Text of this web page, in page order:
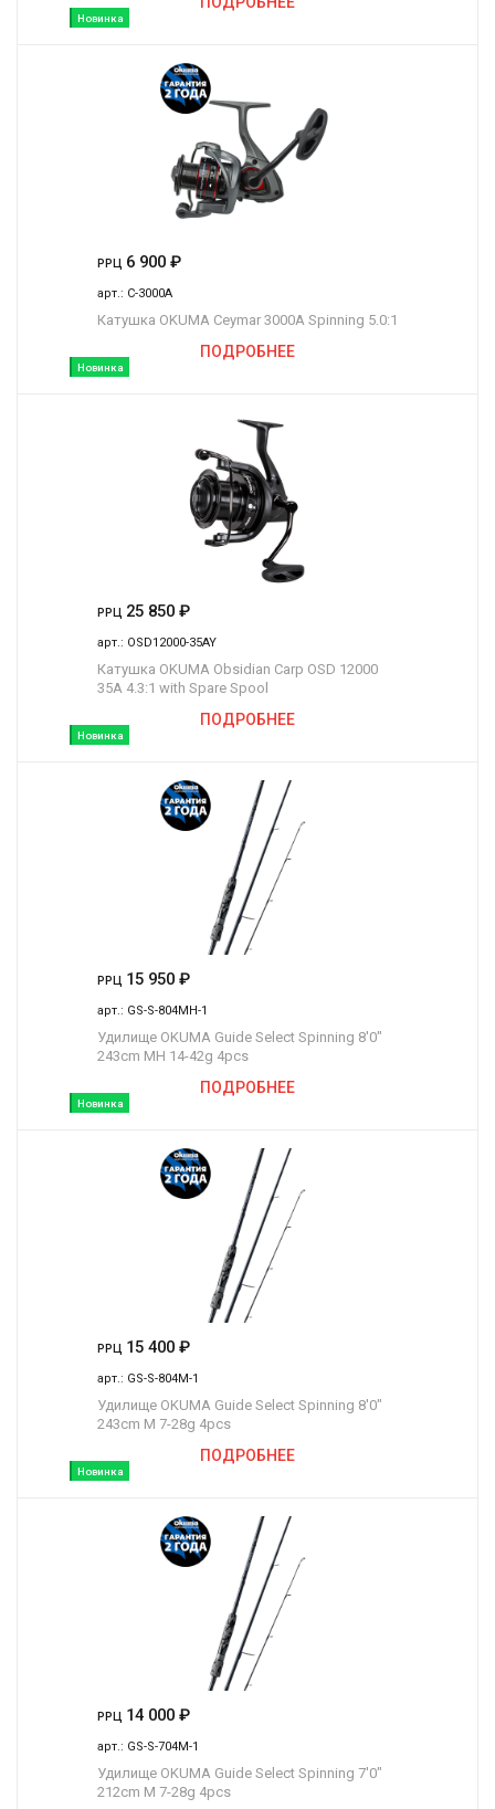
Новинка
Новинка
РРЦ 6 900 ₽
арт.: C-3000A
Катушка OKUMA Ceymar 3000A Spinning 5.0:1
ПОДРОБНЕЕ
Новинка
РРЦ 25 850 ₽
арт.: OSD12000-35AY
Катушка OKUMA Obsidian Carp OSD 12000
35A 4.3:1 with Spare Spool
ПОДРОБНЕЕ
Новинка
РРЦ 15 950 ₽
арт.: GS-S-804MH-1
Удилище OKUMA Guide Select Spinning 8'0"
243cm MH 14-42g 4pcs
ПОДРОБНЕЕ
Новинка
РРЦ 15 400 ₽
арт.: GS-S-804M-1
Удилище OKUMA Guide Select Spinning 8'0"
243cm M 7-28g 4pcs
ПОДРОБНЕЕ
РРЦ 14 000 ₽
арт.: GS-S-704M-1
Удилище OKUMA Guide Select Spinning 7'0"
212cm M 7-28g 4pcs